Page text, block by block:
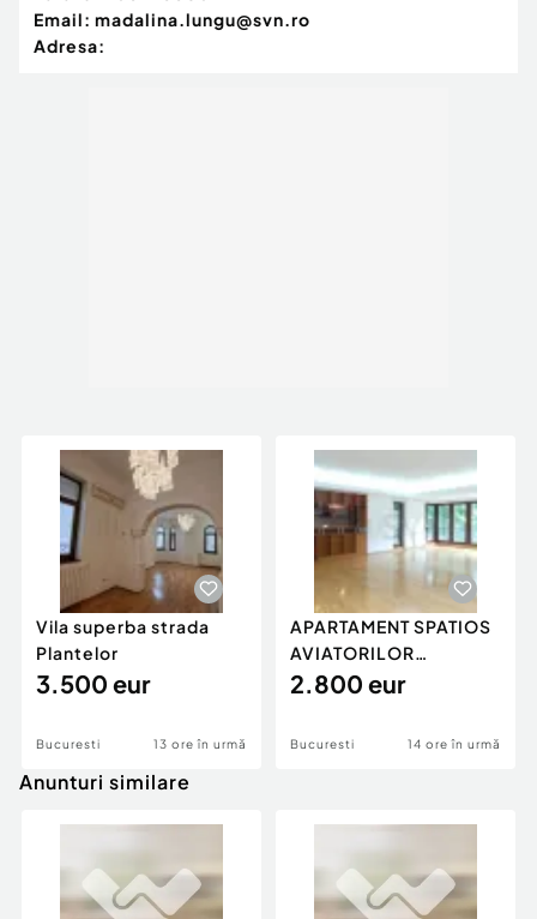
Email: madalina.lungu@svn.ro
Adresa:
Vila superba strada
Plantelor
3.500 eur
Bucuresti 13 ore în urmă
APARTAMENT SPATIOS
AVIATORILOR
STRADAL
2.800 eur
Bucuresti 14 ore în urmă
Anunturi similare